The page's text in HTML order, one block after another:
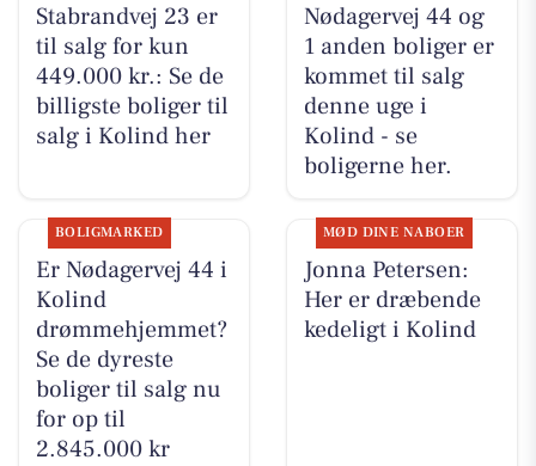
Stabrandvej 23 er
til salg for kun
449.000 kr.: Se de
billigste boliger til
salg i Kolind her
Nødagervej 44 og
1 anden boliger er
kommet til salg
denne uge i
Kolind - se
boligerne her.
BOLIGMARKED
Er Nødagervej 44 i
Kolind
drømmehjemmet?
Se de dyreste
boliger til salg nu
for op til
2.845.000 kr
MØD DINE NABOER
Jonna Petersen:
Her er dræbende
kedeligt i Kolind